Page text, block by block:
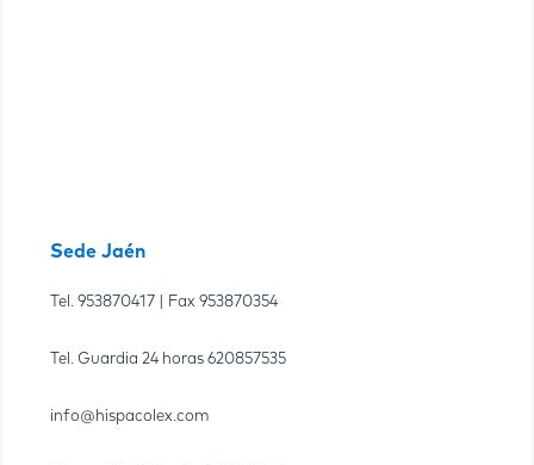
Sede Jaén
Tel. 953870417 | Fax 953870354
Tel. Guardia 24 horas 620857535
info@hispacolex.com